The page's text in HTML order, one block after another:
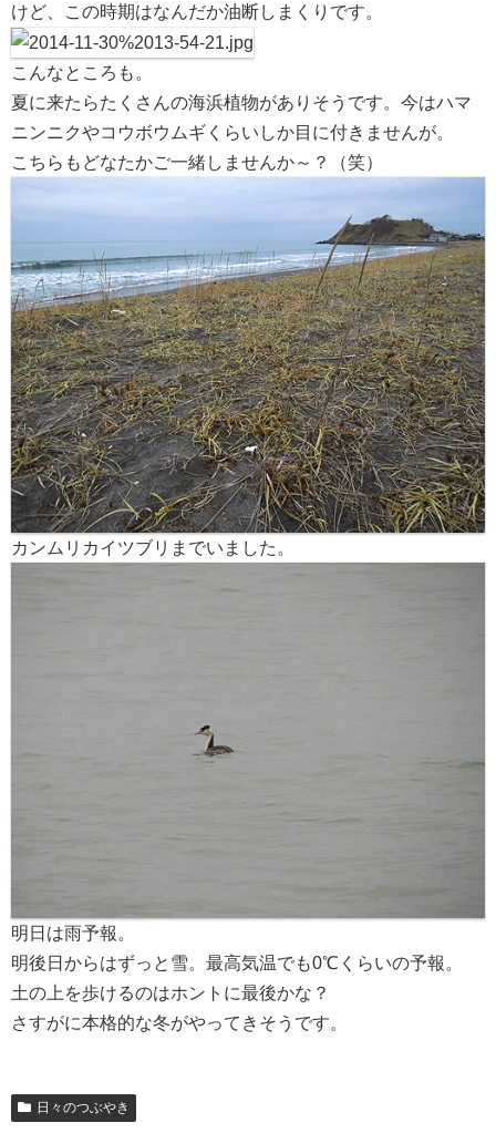
けど、この時期はなんだか油断しまくりです。
こんなところも。
夏に来たらたくさんの海浜植物がありそうです。今はハマ
ニンニクやコウボウムギくらいしか目に付きませんが。
こちらもどなたかご一緒しませんか～？（笑）
カンムリカイツブリまでいました。
明日は雨予報。
明後日からはずっと雪。最高気温でも0℃くらいの予報。
土の上を歩けるのはホントに最後かな？
さすがに本格的な冬がやってきそうです。
日々のつぶやき